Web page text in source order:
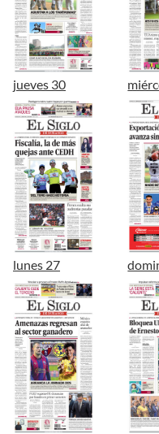
jueves 30
lunes 27